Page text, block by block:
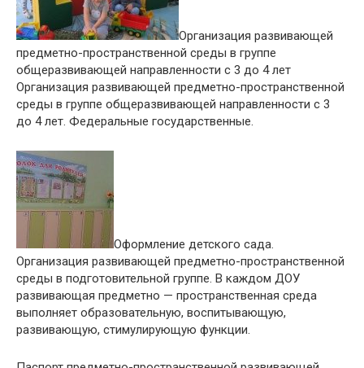
Организация развивающей
предметно-пространственной среды в группе
общеразвивающей направленности с 3 до 4 лет
Организация развивающей предметно-пространственной
среды в группе общеразвивающей направленности с 3
до 4 лет. Федеральные государственные.
Оформление детского сада.
Организация развивающей предметно-пространственной
среды в подготовительной группе. В каждом ДОУ
развивающая предметно — пространственная среда
выполняет образовательную, воспитывающую,
развивающую, стимулирующую функции.